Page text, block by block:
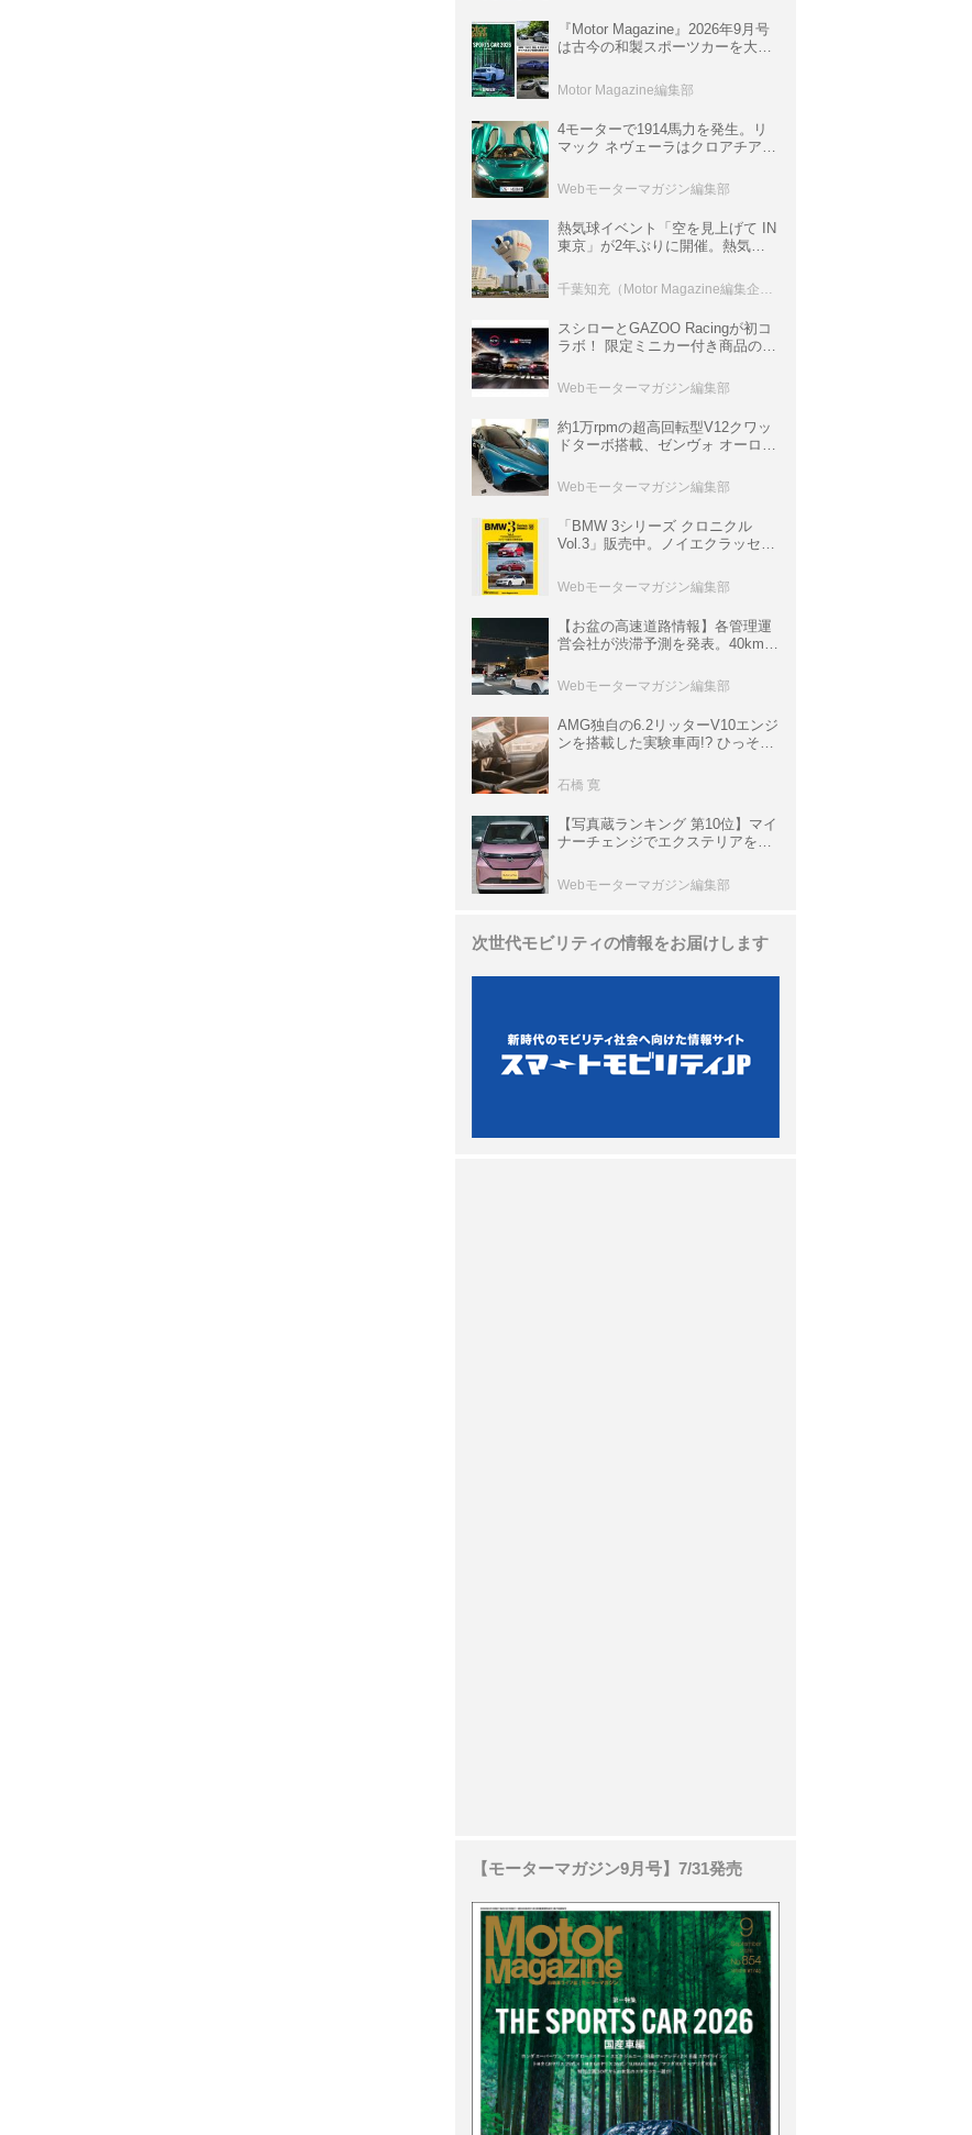
『Motor Magazine』2026年9月号
は古今の和製スポーツカーを大特
情報も満載
Motor Magazine編集部
4モーターで1914馬力を発生。リ
マック ネヴェーラはクロアチア発
ロニクル・完全版／115】
Webモーターマガジン編集部
熱気球イベント「空を見上げて IN
東京」が2年ぶりに開催。熱気球
室などのコンテンツも
スシローとGAZOO Racingが初コ
ラボ！ 限定ミニカー付き商品の
ト体験があたる抽選企画などを展
開
Webモーターマガジン編集部
約1万rpmの超高回転型V12クワッ
ドターボ搭載、ゼンヴォ オーロラ
イパーカー【スーパーカークロニ
クル・完全版／116】
Webモーターマガジン編集部
「BMW 3シリーズ クロニクル
Vol.3」販売中。ノイエクラッセか
ムック
Webモーターマガジン編集部
【お盆の高速道路情報】各管理運
営会社が渋滞予測を発表。40km以
数ある
Webモーターマガジン編集部
AMG独自の6.2リッターV10エンジ
ンを搭載した実験車両!? ひっそり
P900 プロトタイプ」とは
石橋 寛
【写真蔵ランキング 第10位】マイ
ナーチェンジでエクステリアを刷
クラ」
Webモーターマガジン編集部
次世代モビリティの情報をお届けします
【モーターマガジン9月号】7/31発売